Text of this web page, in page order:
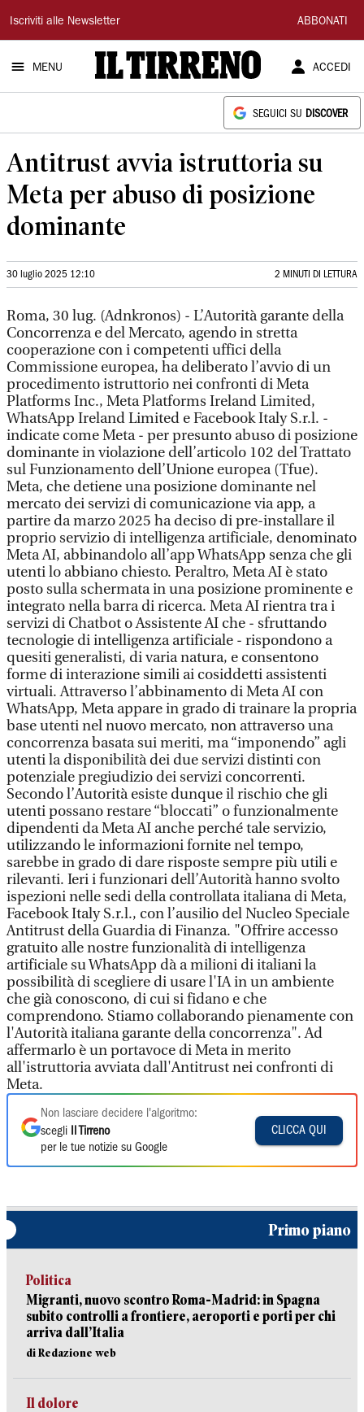
Il
Tirreno
Iscriviti alle Newsletter ABBONATI
MENU ACCEDI
SEGUICI SU DISCOVER
Antitrust avvia istruttoria su
Meta per abuso di posizione
dominante
30 luglio 2025 12:10 2 MINUTI DI LETTURA
Roma, 30 lug. (Adnkronos) - L’Autorità garante della
Concorrenza e del Mercato, agendo in stretta
cooperazione con i competenti uffici della
Commissione europea, ha deliberato l’avvio di un
procedimento istruttorio nei confronti di Meta
Platforms Inc., Meta Platforms Ireland Limited,
WhatsApp Ireland Limited e Facebook Italy S.r.l. -
indicate come Meta - per presunto abuso di posizione
dominante in violazione dell’articolo 102 del Trattato
sul Funzionamento dell’Unione europea (Tfue).
Meta, che detiene una posizione dominante nel
mercato dei servizi di comunicazione via app, a
partire da marzo 2025 ha deciso di pre-installare il
proprio servizio di intelligenza artificiale, denominato
Meta AI, abbinandolo all’app WhatsApp senza che gli
utenti lo abbiano chiesto. Peraltro, Meta AI è stato
posto sulla schermata in una posizione prominente e
integrato nella barra di ricerca. Meta AI rientra tra i
servizi di Chatbot o Assistente AI che - sfruttando
tecnologie di intelligenza artificiale - rispondono a
quesiti generalisti, di varia natura, e consentono
forme di interazione simili ai cosiddetti assistenti
virtuali. Attraverso l’abbinamento di Meta AI con
WhatsApp, Meta appare in grado di trainare la propria
base utenti nel nuovo mercato, non attraverso una
concorrenza basata sui meriti, ma “imponendo” agli
utenti la disponibilità dei due servizi distinti con
potenziale pregiudizio dei servizi concorrenti.
Secondo l’Autorità esiste dunque il rischio che gli
utenti possano restare “bloccati” o funzionalmente
dipendenti da Meta AI anche perché tale servizio,
utilizzando le informazioni fornite nel tempo,
sarebbe in grado di dare risposte sempre più utili e
rilevanti. Ieri i funzionari dell’Autorità hanno svolto
ispezioni nelle sedi della controllata italiana di Meta,
Facebook Italy S.r.l., con l’ausilio del Nucleo Speciale
Antitrust della Guardia di Finanza. "Offrire accesso
gratuito alle nostre funzionalità di intelligenza
artificiale su WhatsApp dà a milioni di italiani la
possibilità di scegliere di usare l'IA in un ambiente
che già conoscono, di cui si fidano e che
comprendono. Stiamo collaborando pienamente con
l'Autorità italiana garante della concorrenza". Ad
affermarlo è un portavoce di Meta in merito
all'istruttoria avviata dall'Antitrust nei confronti di
Meta.
Non lasciare decidere l'algoritmo:
scegli
Il Tirreno
per le tue notizie su Google
CLICCA QUI
Primo piano
Politica
Migranti, nuovo scontro Roma-Madrid: in Spagna
subito controlli a frontiere, aeroporti e porti per chi
arriva dall’Italia
di Redazione web
Il dolore